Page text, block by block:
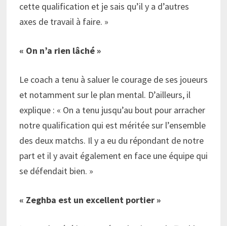
cette qualification et je sais qu’il y a d’autres
axes de travail à faire. »
« On n’a rien lâché »
Le coach a tenu à saluer le courage de ses joueurs
et notamment sur le plan mental. D’ailleurs, il
explique : « On a tenu jusqu’au bout pour arracher
notre qualification qui est méritée sur l’ensemble
des deux matchs. Il y a eu du répondant de notre
part et il y avait également en face une équipe qui
se défendait bien. »
« Zeghba est un excellent portier »